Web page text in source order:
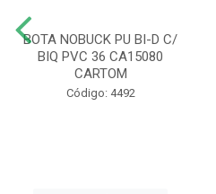
BOTA NOBUCK PU BI-D C/
BIQ PVC 36 CA15080
CARTOM
Código: 4492